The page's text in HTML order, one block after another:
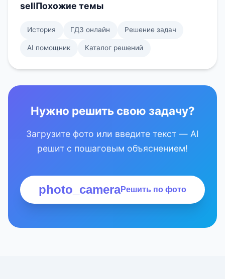
sellПохожие темы
История ГДЗ онлайн Решение задач
AI помощник Каталог решений
Нужно решить свою задачу?
Загрузите фото или введите текст — AI
решит с пошаговым объяснением!
photo_cameraРешить по фото